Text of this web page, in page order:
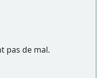
pas de mal.